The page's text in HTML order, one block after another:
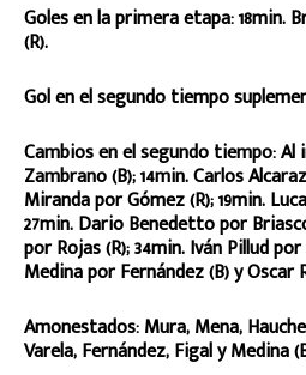
Goles en la primera etapa: 18min.
(R).
Gol en el segundo tiempo
Cambios en el segundo tiempo:
Zambrano (B); 14min. Carlos
Miranda por Gómez (R); 19min.
27min. Dario Benedetto por
por Rojas (R); 34min. Iván Pillud
Medina por Fernández (B) y Oscar
Amonestados: Mura, Mena,
Varela, Fernández, Figal y Medina